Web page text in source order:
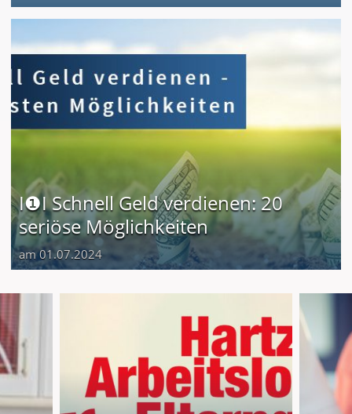
I❶I Schnell Geld verdienen: 20
seriöse Möglichkeiten
am 01.07.2024